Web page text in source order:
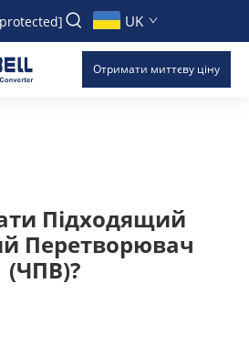
UK
Отримати миттєву ціну
Підходящий
Перетворювач
(ЧПВ)?